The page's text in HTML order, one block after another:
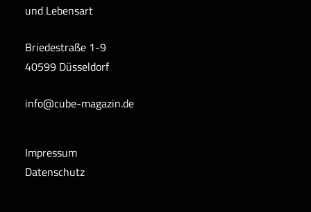
und Lebensart
Briedestraße 1-9
40599 Düsseldorf
info@cube-magazin.de
Impressum
Datenschutz